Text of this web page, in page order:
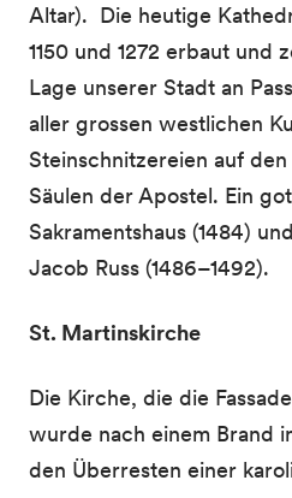
Altar). Die heutige
1150 und 1272 erbaut und
Lage unserer Stadt an
aller grossen westlichen
Steinschnitzereien auf
Säulen der Apostel. Ein
Sakramentshaus (1484)
Jacob Russ (1486–1492).
St. Martinskirche
Die Kirche, die die
wurde nach einem Brand
den Überresten einer